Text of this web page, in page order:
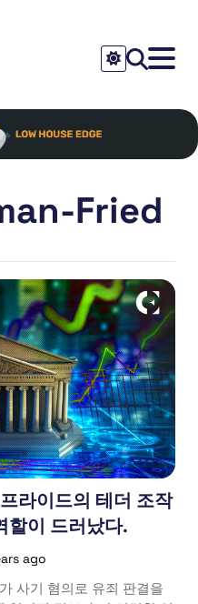
Fried
라이드의 테더 조작
할이 드러났다.
ago
사기 혐의로 유죄 판결을